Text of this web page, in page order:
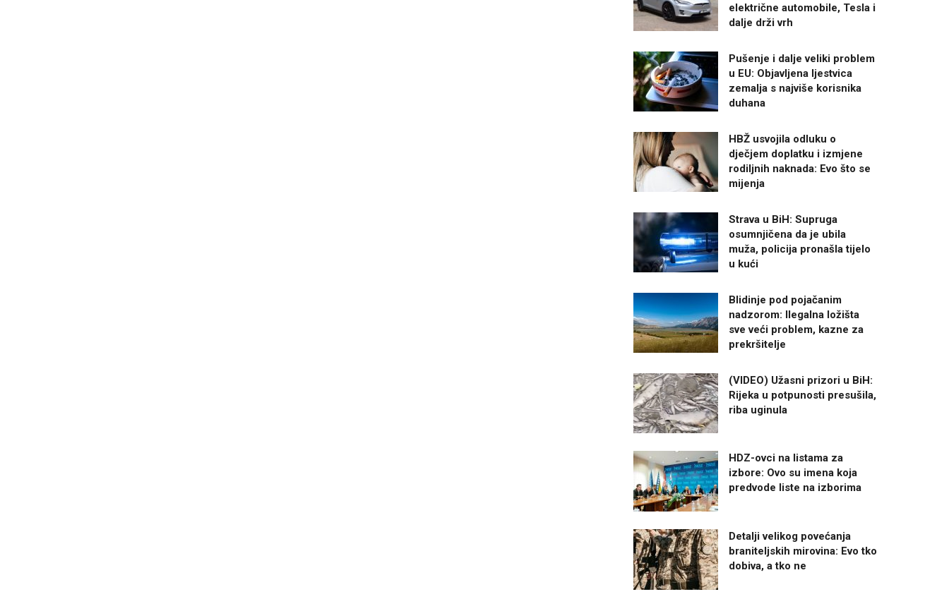
električne automobile, Tesla i
dalje drži vrh
Pušenje i dalje veliki problem
u EU: Objavljena ljestvica
zemalja s najviše korisnika
duhana
HBŽ usvojila odluku o
dječjem doplatku i izmjene
rodiljnih naknada: Evo što se
mijenja
Strava u BiH: Supruga
osumnjičena da je ubila
muža, policija pronašla tijelo
u kući
Blidinje pod pojačanim
nadzorom: Ilegalna ložišta
sve veći problem, kazne za
prekršitelje
(VIDEO) Užasni prizori u BiH:
Rijeka u potpunosti presušila,
riba uginula
HDZ-ovci na listama za
izbore: Ovo su imena koja
predvode liste na izborima
Detalji velikog povećanja
braniteljskih mirovina: Evo tko
dobiva, a tko ne